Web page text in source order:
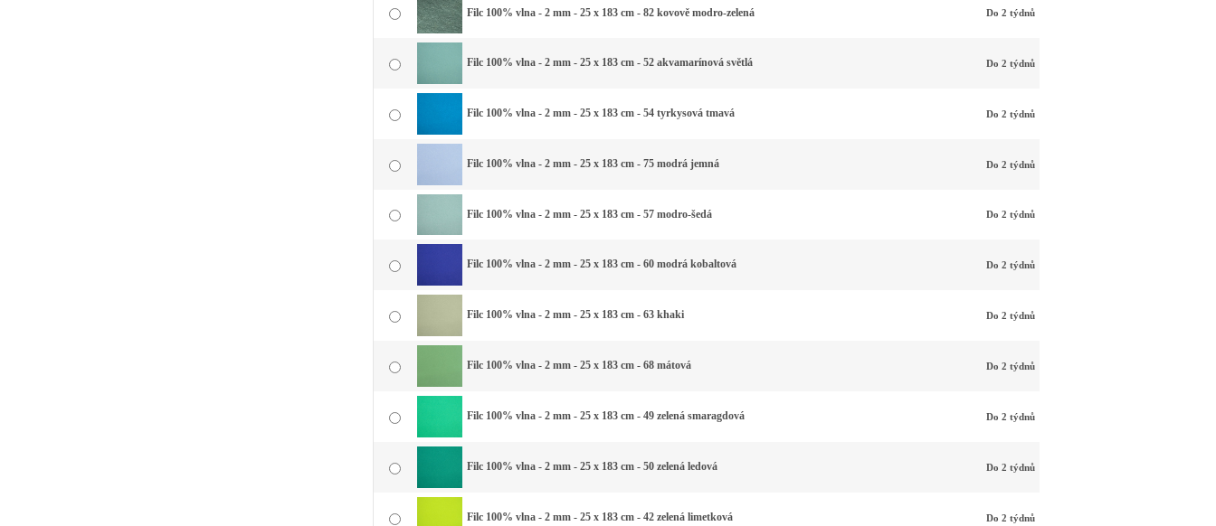
Filc 100% vlna - 2 mm - 25 x 183 cm - 82 kovově modro-zelená Do 2 týdnů
Filc 100% vlna - 2 mm - 25 x 183 cm - 52 akvamarínová světlá Do 2 týdnů
Filc 100% vlna - 2 mm - 25 x 183 cm - 54 tyrkysová tmavá Do 2 týdnů
Filc 100% vlna - 2 mm - 25 x 183 cm - 75 modrá jemná Do 2 týdnů
Filc 100% vlna - 2 mm - 25 x 183 cm - 57 modro-šedá Do 2 týdnů
Filc 100% vlna - 2 mm - 25 x 183 cm - 60 modrá kobaltová Do 2 týdnů
Filc 100% vlna - 2 mm - 25 x 183 cm - 63 khaki Do 2 týdnů
Filc 100% vlna - 2 mm - 25 x 183 cm - 68 mátová Do 2 týdnů
Filc 100% vlna - 2 mm - 25 x 183 cm - 49 zelená smaragdová Do 2 týdnů
Filc 100% vlna - 2 mm - 25 x 183 cm - 50 zelená ledová Do 2 týdnů
Filc 100% vlna - 2 mm - 25 x 183 cm - 42 zelená limetková Do 2 týdnů